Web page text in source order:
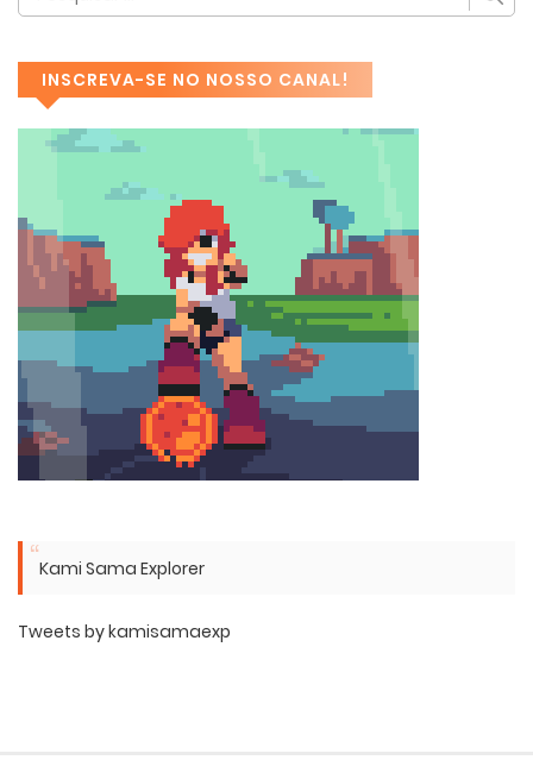
INSCREVA-SE NO NOSSO CANAL!
Kami Sama Explorer
Tweets by kamisamaexp